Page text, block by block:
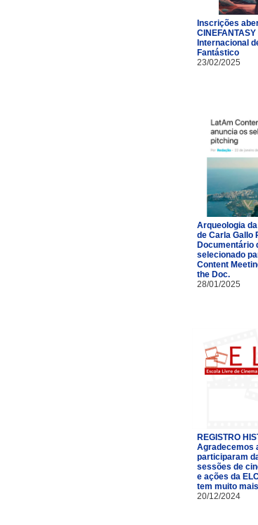
Inscrições
Internacional
Fantástico
23/02/2025
Arqueologia
de Carla Gallo
Documentário
selecionado
Content
the Doc.
28/01/2025
REGISTRO
Agradecemos
participaram
sessões de
e ações da
tem muito
20/12/2024